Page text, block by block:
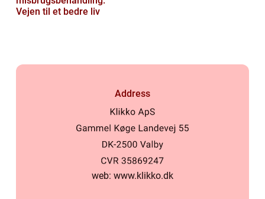
Vejen til et bedre liv
Address
web: www.klikko.dk